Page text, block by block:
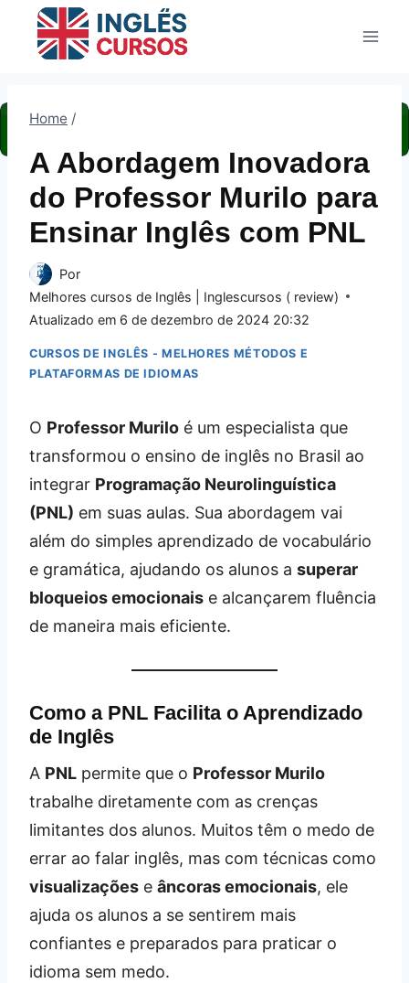
Conteúdo
Home /
A Abordagem Inovadora
do Professor Murilo para
Ensinar Inglês com PNL
Por
Melhores cursos de Inglês | Inglescursos ( review)
Atualizado em 6 de dezembro de 2024 20:32
CURSOS DE INGLÊS - MELHORES MÉTODOS E
PLATAFORMAS DE IDIOMAS
O Professor Murilo é um especialista que
transformou o ensino de inglês no Brasil ao
integrar Programação Neurolinguística
(PNL) em suas aulas. Sua abordagem vai
além do simples aprendizado de vocabulário
e gramática, ajudando os alunos a superar
bloqueios emocionais e alcançarem fluência
de maneira mais eficiente.
Como a PNL Facilita o Aprendizado
de Inglês
A PNL permite que o Professor Murilo
trabalhe diretamente com as crenças
limitantes dos alunos. Muitos têm o medo de
errar ao falar inglês, mas com técnicas como
visualizações e âncoras emocionais, ele
ajuda os alunos a se sentirem mais
confiantes e preparados para praticar o
idioma sem medo.